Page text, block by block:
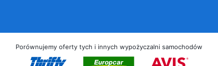
Porównujemy oferty tych i innych wypożyczalni samochodów